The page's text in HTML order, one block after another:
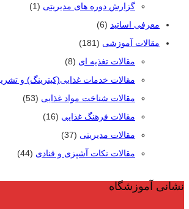
گزارش دوره های مدیریتی (1)
معرفی اساتید (6)
مقالات آموزشی (181)
مقالات تغذیه ای (8)
مقالات خدمات غذایی(کیترینگ) و
مقالات شناخت مواد غذایی (53)
مقالات فرهنگ غذایی (16)
مقالات مدیریتی (37)
مقالات نکات آشپزی و قنادی (44)
نشانی آموزشگاه